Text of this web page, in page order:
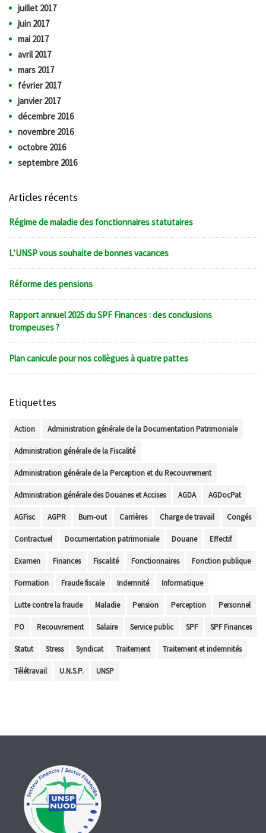
juillet 2017
juin 2017
mai 2017
avril 2017
mars 2017
février 2017
janvier 2017
décembre 2016
novembre 2016
octobre 2016
septembre 2016
Articles récents
Régime de maladie des fonctionnaires statutaires
L’UNSP vous souhaite de bonnes vacances
Réforme des pensions
Rapport annuel 2025 du SPF Finances : des conclusions
trompeuses ?
Plan canicule pour nos collègues à quatre pattes
Etiquettes
Action Administration générale de la Documentation Patrimoniale
Administration générale de la Fiscalité
Administration générale de la Perception et du Recouvrement
Administration générale des Douanes et Accises AGDA AGDocPat
AGFisc AGPR Burn-out Carrières Charge de travail Congés
Contractuel Documentation patrimoniale Douane Effectif
Examen Finances Fiscalité Fonctionnaires Fonction publique
Formation Fraude fiscale Indemnité Informatique
Lutte contre la fraude Maladie Pension Perception Personnel
PO Recouvrement Salaire Service public SPF SPF Finances
Statut Stress Syndicat Traitement Traitement et indemnités
Télétravail U.N.S.P. UNSP